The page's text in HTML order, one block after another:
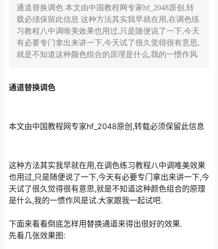
通道替换调色 本文由中国教程网专家hf_2048原创,转
载必须保留此信息 这种方法其实我早就在用,在调色练
习教程八中调唯美效果也用过,只是随便说了一下,今天
有必要专门拿出来讲一下,今天试了很久觉得很有意思,
就是不知道这种颜色组合的原理是什么,我的一惯作风
通道替换调色
本文由中国教程网专家hf_2048原创,转载必须保留此信息
这种方法其实我早就在用,在调色练习教程八中调唯美效果
也用过,只是随便说了一下,今天有必要专门拿出来讲一下,今
天试了很久觉得很有意思,就是不知道这种颜色组合的原理
是什么,我的一惯作风是试.大家跟我一起试吧.
下面来看看倒底怎样用替换通道来得出很好的效果.
先看几张效果图: